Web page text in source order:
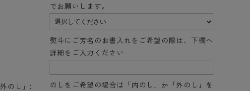
でお願いします。
熨斗にご芳名のお書入れをご希望の際は、下欄へ
詳細をご入力ください
のし」:
のしをご希望の場合は「内のし」か「外のし」を